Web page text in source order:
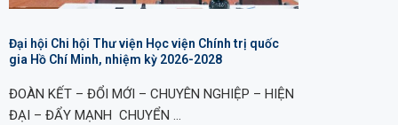
Đại hội Chi hội Thư viện Học viện Chính trị quốc
gia Hồ Chí Minh, nhiệm kỳ 2026-2028
ĐOÀN KẾT – ĐỔI MỚI – CHUYÊN NGHIỆP – HIỆN
ĐẠI – ĐẨY MẠNH CHUYỂN …